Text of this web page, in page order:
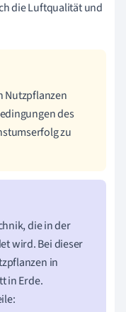
die Luftqualität und
Nutzpflanzen
des
zu
die in der
wird. Bei dieser
in
in Erde.